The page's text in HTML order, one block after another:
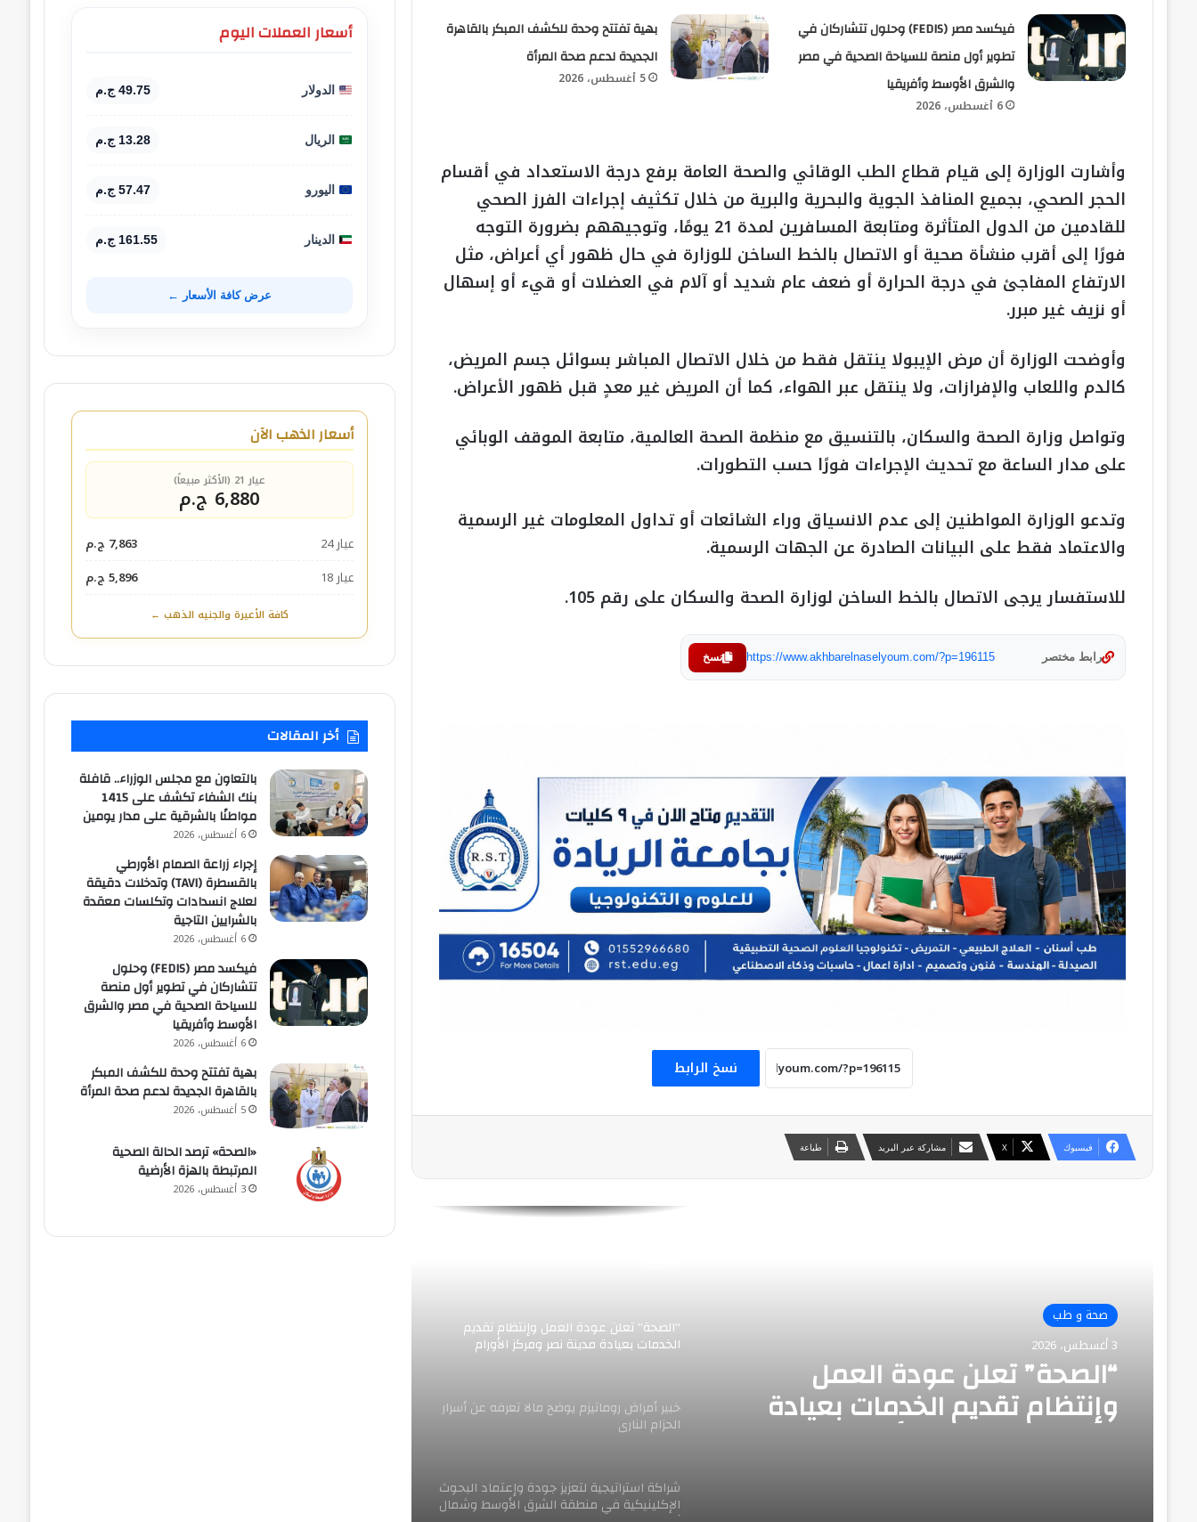
فيكسد مصر (FEDIS) وحلول تتشاركان في
تطوير أول منصة للسياحة الصحية في مصر
والشرق الأوسط وأفريقيا
6 أغسطس، 2026
بهية تفتتح وحدة للكشف المبكر بالقاهرة
الجديدة لدعم صحة المرأة
5 أغسطس، 2026
وأشارت الوزارة إلى قيام قطاع الطب الوقائي والصحة العامة برفع درجة الاستعداد في أقسام
الحجر الصحي، بجميع المنافذ الجوية والبحرية والبرية من خلال تكثيف إجراءات الفرز الصحي
للقادمين من الدول المتأثرة ومتابعة المسافرين لمدة 21 يومًا، وتوجيههم بضرورة التوجه
فورًا إلى أقرب منشأة صحية أو الاتصال بالخط الساخن للوزارة في حال ظهور أي أعراض، مثل
الارتفاع المفاجئ في درجة الحرارة أو ضعف عام شديد أو آلام في العضلات أو قيء أو إسهال
أو نزيف غير مبرر.
وأوضحت الوزارة أن مرض الإيبولا ينتقل فقط من خلال الاتصال المباشر بسوائل جسم المريض،
كالدم واللعاب والإفرازات، ولا ينتقل عبر الهواء، كما أن المريض غير معدٍ قبل ظهور الأعراض.
وتواصل وزارة الصحة والسكان، بالتنسيق مع منظمة الصحة العالمية، متابعة الموقف الوبائي
على مدار الساعة مع تحديث الإجراءات فورًا حسب التطورات.
وتدعو الوزارة المواطنين إلى عدم الانسياق وراء الشائعات أو تداول المعلومات غير الرسمية
والاعتماد فقط على البيانات الصادرة عن الجهات الرسمية.
للاستفسار يرجى الاتصال بالخط الساخن لوزارة الصحة والسكان على رقم 105.
رابط مختصر https://www.akhbarelnaselyoum.com/?p=196115 نسخ
نسخ الرابط
فيسبوك ‫X مشاركة عبر البريد طباعة
صحة و طب
3 أغسطس، 2026
“الصحة” تعلن عودة العمل
وإنتظام تقديم الخدمات بعيادة
مدينة نصر ومركز الأورام
شراكة استراتيجية بين “جمجوم فارما” و
“إيدورسيا” لتطوير علاجات الأرق في السعودية
والمشرق العربي
إقليمي رائد لتصنيع الأدوية
دعماً للجرحى الفلسطينيين .. وزير الصحة يتسلم
Agreement with Jamjoom Pharma to
Enhance Health Awareness and Capability
Development in Saudi Arabia
“الصحة” تعلن عودة العمل وإنتظام تقديم
الخدمات بعيادة مدينة نصر ومركز الأورام
خبير أمراض روماتيزم يوضح مالا تعرفه عن أسرار
الحزام النارى
شراكة استراتيجية لتعزيز جودة وإعتماد البحوث
الإكلينيكية في منطقة الشرق الأوسط وشمال
أسعار العملات اليوم
الدولار 49.75 ج.م
الريال 13.28 ج.م
اليورو 57.47 ج.م
الدينار 161.55 ج.م
عرض كافة الأسعار ←
أسعار الذهب الآن
عيار 21 (الأكثر مبيعاً)
6,880 ج.م
عيار 24
7,863 ج.م
عيار 18
5,896 ج.م
كافة الأعيرة والجنيه الذهب ←
أخر المقالات
بالتعاون مع مجلس الوزراء.. قافلة
بنك الشفاء تكشف على 1415
مواطنًا بالشرقية على مدار يومين
6 أغسطس، 2026
إجراء زراعة الصمام الأورطي
بالقسطرة (TAVI) وتدخلات دقيقة
لعلاج انسدادات وتكلسات معقدة
بالشرايين التاجية
6 أغسطس، 2026
فيكسد مصر (FEDIS) وحلول
تتشاركان في تطوير أول منصة
للسياحة الصحية في مصر والشرق
الأوسط وأفريقيا
6 أغسطس، 2026
بهية تفتتح وحدة للكشف المبكر
بالقاهرة الجديدة لدعم صحة المرأة
5 أغسطس، 2026
«الصحة» ترصد الحالة الصحية
المرتبطة بالهزة الأرضية
3 أغسطس، 2026